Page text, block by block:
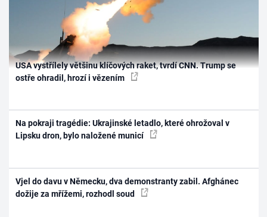
USA vystřílely většinu klíčových raket, tvrdí CNN. Trump se
ostře ohradil, hrozí i vězením
Na pokraji tragédie: Ukrajinské letadlo, které ohrožoval v
Lipsku dron, bylo naložené municí
Vjel do davu v Německu, dva demonstranty zabil. Afghánec
dožije za mřížemi, rozhodl soud